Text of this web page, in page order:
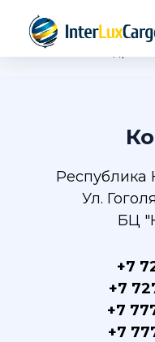
Республика
Ул.
БЦ
+7
+7
+7
+7
Контакты
Запрещенные грузы